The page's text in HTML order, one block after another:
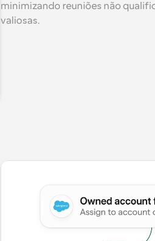
minimizando reuniões não
valiosas.